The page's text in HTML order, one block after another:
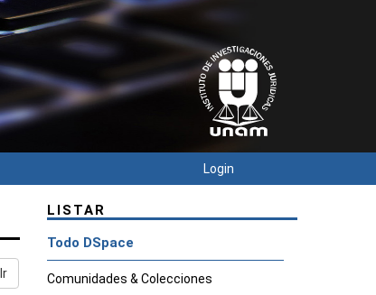
Login
Ir
LISTAR
Todo DSpace
Comunidades & Colecciones